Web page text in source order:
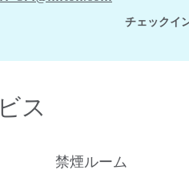
チェックイ
ス
禁煙ルーム